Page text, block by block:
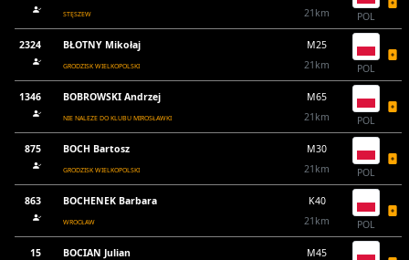
STĘSZEW
21km
POL
2324 BŁOTNY Mikołaj
GRODZISK WIELKOPOLSKI
M25
21km
POL
1346 BOBROWSKI Andrzej
NIE NALEZE DO KLUBU MIROSŁAWKI
M65
21km
POL
875 BOCH Bartosz
GRODZISK WIELKOPOLSKI
M30
21km
POL
863 BOCHENEK Barbara
WROCŁAW
K40
21km
POL
15 BOCIAN Julian
M45